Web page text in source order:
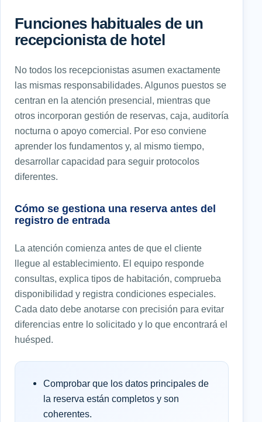
Funciones habituales de un
recepcionista de hotel
No todos los recepcionistas asumen exactamente
las mismas responsabilidades. Algunos puestos se
centran en la atención presencial, mientras que
otros incorporan gestión de reservas, caja, auditoría
nocturna o apoyo comercial. Por eso conviene
aprender los fundamentos y, al mismo tiempo,
desarrollar capacidad para seguir protocolos
diferentes.
Cómo se gestiona una reserva antes del
registro de entrada
La atención comienza antes de que el cliente
llegue al establecimiento. El equipo responde
consultas, explica tipos de habitación, comprueba
disponibilidad y registra condiciones especiales.
Cada dato debe anotarse con precisión para evitar
diferencias entre lo solicitado y lo que encontrará el
huésped.
Comprobar que los datos principales de
la reserva están completos y son
coherentes.